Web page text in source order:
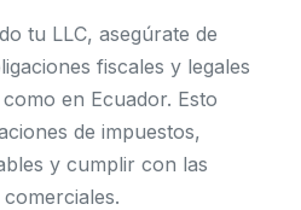
tu LLC, asegúrate de
fiscales y legales
en Ecuador. Esto
de impuestos,
y cumplir con las